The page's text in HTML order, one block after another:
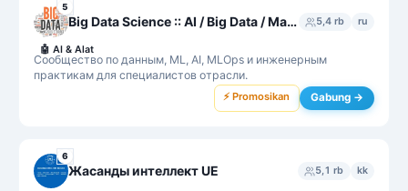
5
Big Data Science :: AI / Big Data / Machine Learning / MLOps 5,4 rb ru
Сообщество по данным, ML, AI, MLOps и инженерным
практикам для специалистов отрасли.
🤖 AI & Alat
⚡ Promosikan Gabung →
6
Жасанды интеллект UE 5,1 rb kk